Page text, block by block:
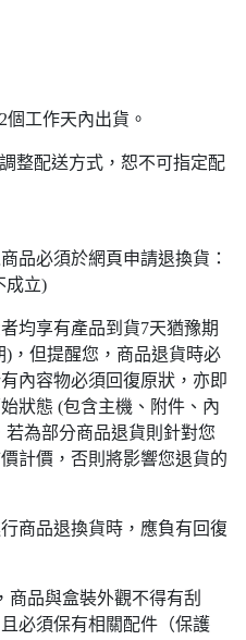
工作天內出貨。
整配送方式，恕不可指定配
品必須於網頁申請退換貨：
成立)
均享有產品到貨7天猶豫期
，但提醒您，商品退貨時必
內容物必須回復原狀，亦即
狀態 (包含主機、附件、內
為部分商品退貨則針對您
計價，否則將影響您退貨的
商品退換貨時，應負有回復
品與盒裝外觀不得有刮
必須保有相關配件（保護